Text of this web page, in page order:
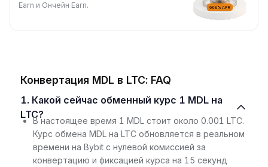
Earn и Ончейн Earn.
Конвертация MDL в LTC: FAQ
1. Какой сейчас обменный курс 1 MDL на
LTC?
В настоящее время 1 MDL стоит около 0.001 LTC.
Курс обмена MDL на LTC обновляется в реальном
времени на Bybit с нулевой комиссией за
конвертацию и фиксацией курса на 15 секунд